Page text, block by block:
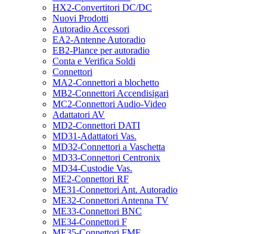
HX2-Convertitori DC/DC
Nuovi Prodotti
Autoradio Accessori
EA2-Antenne Autoradio
EB2-Plance per autoradio
Conta e Verifica Soldi
Connettori
MA2-Connettori a blochetto
MB2-Connettori Accendisigari
MC2-Connettori Audio-Video
Adattatori AV
MD2-Connettori DATI
MD31-Adattatori Vas.
MD32-Connettori a Vaschetta
MD33-Connettori Centronix
MD34-Custodie Vas.
ME2-Connettori RF
ME31-Connettori Ant. Autoradio
ME32-Connettori Antenna TV
ME33-Connettori BNC
ME34-Connettori F